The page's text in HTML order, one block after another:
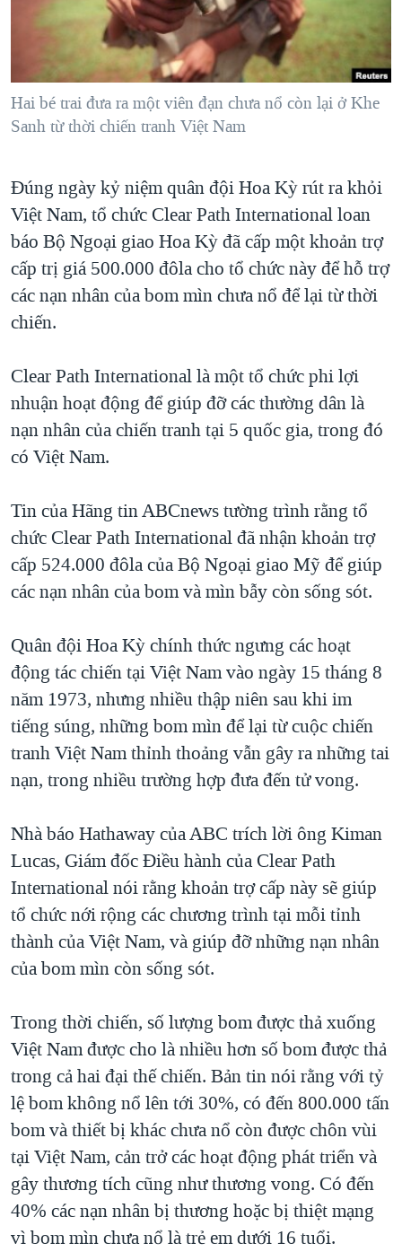
"Tìm"NGƯỜI VIỆT HẢI NGOẠI
KINH TẾ
VĂN HOÁ
THỂ THAO
GIÁO DỤC
HÀNH TRÌNH BẦU CỬ 2024
MỘT NĂM CHIẾN TRANH TẠI DẢI GAZA
GIẢI MÃ VÀNH ĐAI & CON ĐƯỜNG
NGÀY TỊ NẠN THẾ GIỚI
GROUND ZERO – XƯA VÀ NAY
CHI PHÍ CHIẾN TRANH AFGHANISTAN
CÁC GIÁ TRỊ CỘNG HÒA Ở VIỆT NAM
THƯỢNG ĐỈNH TRUMP-KIM TẠI VIỆT NAM
TRỊNH VĨNH BÌNH VS. CHÍNH PHỦ VIỆT NAM
BÊN KIA QUỐC LỘ: TIẾNG VỌNG TỪ NÔNG THÔN MỸ
QUAN HỆ VIỆT MỸ
MẠNG XÃ HỘI
Ngôn ngữ khác
Hai bé trai đưa ra một viên đạn chưa nổ còn lại ở Khe
Sanh từ thời chiến tranh Việt Nam
Đúng ngày kỷ niệm quân đội Hoa Kỳ rút ra khỏi
Việt Nam, tổ chức Clear Path International loan
báo Bộ Ngoại giao Hoa Kỳ đã cấp một khoản trợ
cấp trị giá 500.000 đôla cho tổ chức này để hỗ trợ
các nạn nhân của bom mìn chưa nổ để lại từ thời
chiến.
Clear Path International là một tổ chức phi lợi
nhuận hoạt động để giúp đỡ các thường dân là
nạn nhân của chiến tranh tại 5 quốc gia, trong đó
có Việt Nam.
Tin của Hãng tin ABCnews tường trình rằng tổ
chức Clear Path International đã nhận khoản trợ
cấp 524.000 đôla của Bộ Ngoại giao Mỹ để giúp
các nạn nhân của bom và mìn bẫy còn sống sót.
Quân đội Hoa Kỳ chính thức ngưng các hoạt
động tác chiến tại Việt Nam vào ngày 15 tháng 8
năm 1973, nhưng nhiều thập niên sau khi im
tiếng súng, những bom mìn để lại từ cuộc chiến
tranh Việt Nam thỉnh thoảng vẫn gây ra những tai
nạn, trong nhiều trường hợp đưa đến tử vong.
Nhà báo Hathaway của ABC trích lời ông Kiman
Lucas, Giám đốc Điều hành của Clear Path
International nói rằng khoản trợ cấp này sẽ giúp
tổ chức nới rộng các chương trình tại mỗi tỉnh
thành của Việt Nam, và giúp đỡ những nạn nhân
của bom mìn còn sống sót.
Trong thời chiến, số lượng bom được thả xuống
Việt Nam được cho là nhiều hơn số bom được thả
trong cả hai đại thế chiến. Bản tin nói rằng với tỷ
lệ bom không nổ lên tới 30%, có đến 800.000 tấn
bom và thiết bị khác chưa nổ còn được chôn vùi
tại Việt Nam, cản trở các hoạt động phát triển và
gây thương tích cũng như thương vong. Có đến
40% các nạn nhân bị thương hoặc bị thiệt mạng
vì bom mìn chưa nổ là trẻ em dưới 16 tuổi.